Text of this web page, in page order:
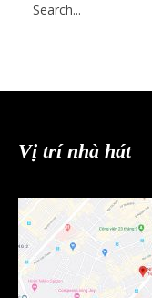
Vị trí nhà hát